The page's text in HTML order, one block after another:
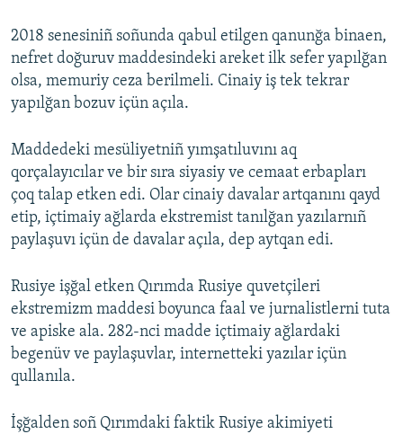
2018 senesiniñ soñunda qabul etilgen qanunğa binaen,
nefret doğuruv maddesindeki areket ilk sefer yapılğan
olsa, memuriy ceza berilmeli. Cinaiy iş tek tekrar
yapılğan bozuv içün açıla.
Maddedeki mesüliyetniñ yımşatıluvını aq
qorçalayıcılar ve bir sıra siyasiy ve cemaat erbapları
çoq talap etken edi. Olar cinaiy davalar artqanını qayd
etip, içtimaiy ağlarda ekstremist tanılğan yazılarnıñ
paylaşuvı içün de davalar açıla, dep aytqan edi.
Rusiye işğal etken Qırımda Rusiye quvetçileri
ekstremizm maddesi boyunca faal ve jurnalistlerni tuta
ve apiske ala. 282-nci madde içtimaiy ağlardaki
begenüv ve paylaşuvlar, internetteki yazılar içün
qullanıla.
İşğalden soñ Qırımdaki faktik Rusiye akimiyeti